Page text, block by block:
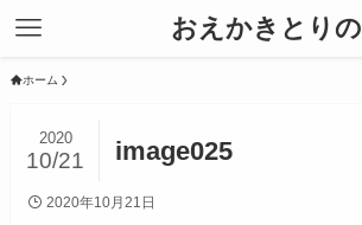
おえかきとりの
ホーム
image025
2020
10/21
2020年10月21日